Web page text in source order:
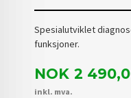
Spesialutviklet
funksjoner.
Pris
NOK 2
inkl. mva.